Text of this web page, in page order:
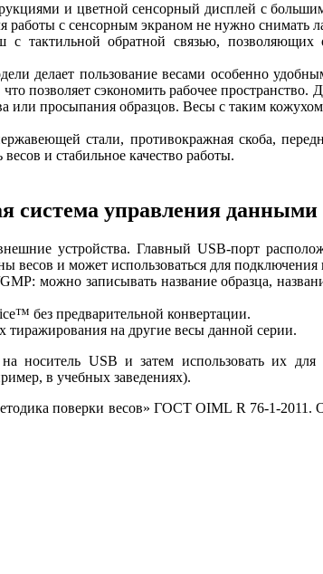
и цветной сенсорный дисплей с
работы с сенсорным экраном не нужно снимать
обратной связью, позволяющих
делает пользование весами особенно
позволяет сэкономить рабочее
просыпания образцов. Весы с таким кожухом
стали, противокражная скоба,
и стабильное качество работы.
система управления
устройства. Главный USB-порт
весов и может использоваться для
можно записывать название образца,
без предварительной конвертации.
на другие весы данной серии.
носитель USB и затем использовать их
в учебных заведениях).
поверки весов» ГОСТ OIML R 76-1-